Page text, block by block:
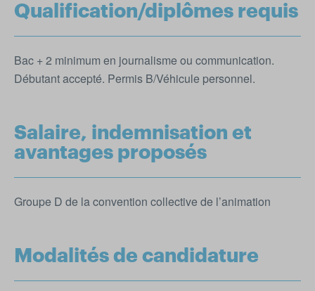
Qualification/diplômes requis
Bac + 2 minimum en journalisme ou communication.
Débutant accepté. Permis B/Véhicule personnel.
Salaire, indemnisation et
avantages proposés
Groupe D de la convention collective de l’animation
Modalités de candidature